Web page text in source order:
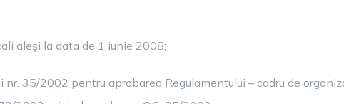
aleşi la data de 1 iunie 2008;
35/2002 pentru aprobarea Regulamentului – cadru de